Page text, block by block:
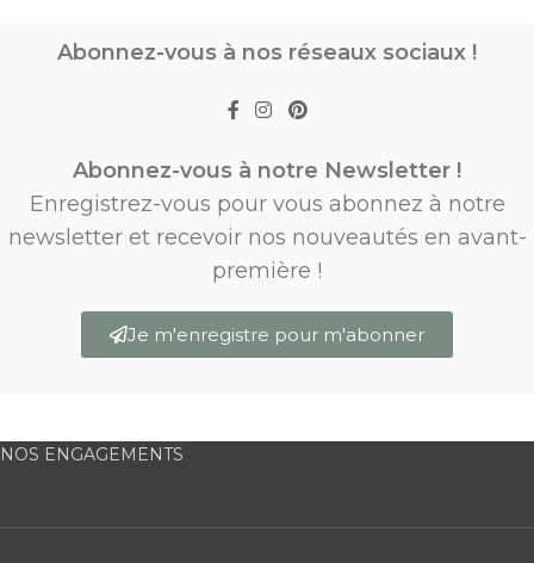
Abonnez-vous à nos réseaux sociaux !
Abonnez-vous à notre Newsletter !
Enregistrez-vous pour vous abonnez à notre
newsletter et recevoir nos nouveautés en avant-
première !
Je m'enregistre pour m'abonner
NOS ENGAGEMENTS